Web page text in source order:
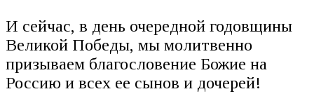
И сейчас, в день очередной годовщины
Великой Победы, мы молитвенно
призываем благословение Божие на
Россию и всех ее сынов и дочерей!